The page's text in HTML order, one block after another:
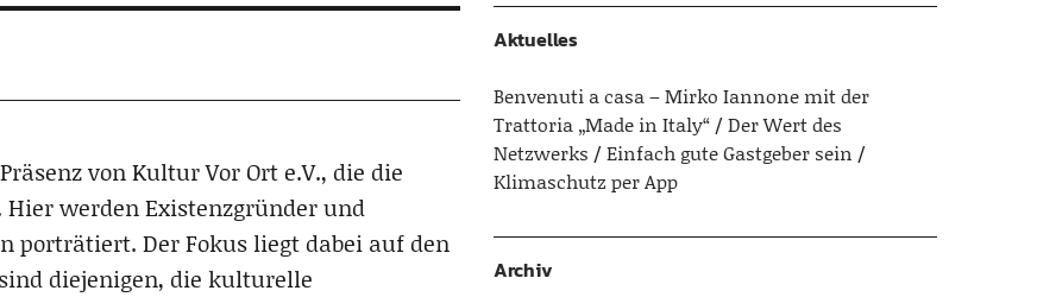
von Kultur Vor Ort e.V., die die
werden Existenzgründer und
porträtiert. Der Fokus liegt dabei auf den
diejenigen, die kulturelle
Aktuelles
Benvenuti a casa – Mirko Iannone mit der
Trattoria „Made in Italy“
Der Wert des
Netzwerks
Einfach gute Gastgeber sein
Klimaschutz per App
Archiv